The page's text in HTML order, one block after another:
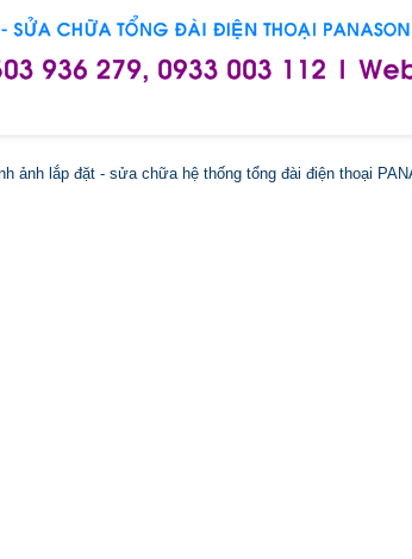
ảnh lắp đặt - sửa chữa hệ thống tổng đài điện thoại